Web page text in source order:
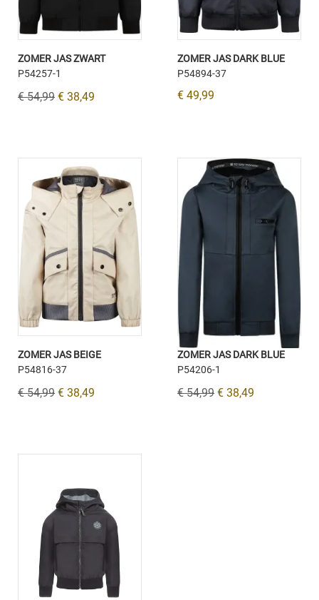
ZOMER JAS ZWART
P54257-1
€ 54,99 € 38,49
ZOMER JAS DARK BLUE
P54894-37
€ 49,99
ZOMER JAS BEIGE
P54816-37
€ 54,99 € 38,49
ZOMER JAS DARK BLUE
P54206-1
€ 54,99 € 38,49